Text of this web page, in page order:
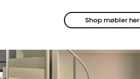
Shop møbler her